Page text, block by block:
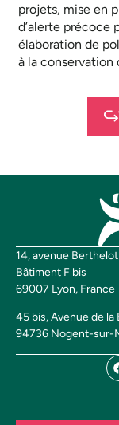
projets, mise en
d’alerte précoce
élaboration de
à la conservation
14, avenue Berthelot
Bâtiment F bis
69007 Lyon, France
45 bis, Avenue de la
94736 Nogent-sur-